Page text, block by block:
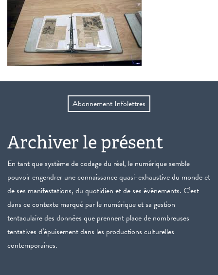
Abonnement Infolettres
Archiver le présent
En tant que système de codage du réel, le numérique semble
pouvoir engendrer une connaissance quasi-exhaustive du monde et
de ses manifestations, du quotidien et de ses événements. C’est
dans ce contexte marqué par le numérique et sa gestion
tentaculaire des données que prennent place de nombreuses
tentatives d’épuisement dans les productions culturelles
contemporaines.